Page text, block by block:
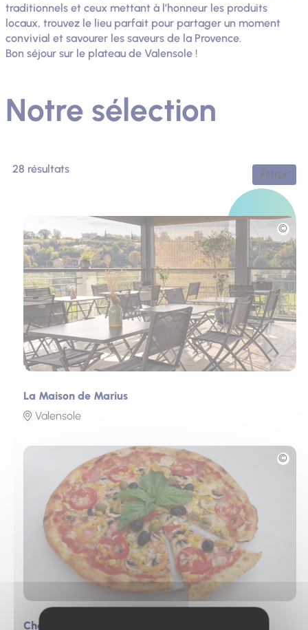
traditionnels et ceux mettant à l’honneur les produits
locaux, trouvez le lieu parfait pour partager un moment
convivial et savourer les saveurs de la Provence.
Bon séjour sur le plateau de Valensole !
Notre sélection
28 résultats Filtrer
La Maison de Marius
Valensole
Chez Dany
Photo